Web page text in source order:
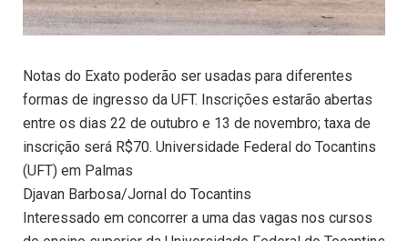
Notas do Exato poderão ser usadas para diferentes
formas de ingresso da UFT. Inscrições estarão abertas
entre os dias 22 de outubro e 13 de novembro; taxa de
inscrição será R$70. Universidade Federal do Tocantins
(UFT) em Palmas
Djavan Barbosa/Jornal do Tocantins
Interessado em concorrer a uma das vagas nos cursos